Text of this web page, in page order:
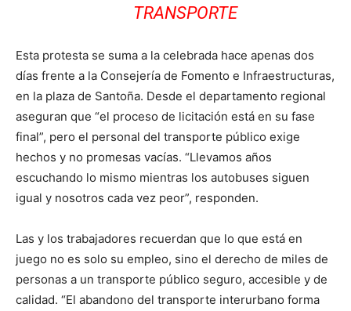
TRANSPORTE
Esta protesta se suma a la celebrada hace apenas dos
días frente a la Consejería de Fomento e Infraestructuras,
en la plaza de Santoña. Desde el departamento regional
aseguran que “el proceso de licitación está en su fase
final”, pero el personal del transporte público exige
hechos y no promesas vacías. “Llevamos años
escuchando lo mismo mientras los autobuses siguen
igual y nosotros cada vez peor”, responden.
Las y los trabajadores recuerdan que lo que está en
juego no es solo su empleo, sino el derecho de miles de
personas a un transporte público seguro, accesible y de
calidad. “El abandono del transporte interurbano forma